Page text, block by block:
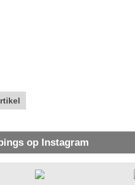
op Instagram